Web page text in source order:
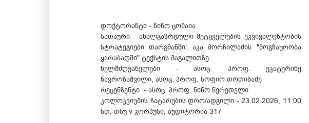
დოქტორანტი - ნინო ცომაია
სათაური - ახალგაზრდული მეტყველების ეკვივალენტობის
სტრატეგიები თარგმანში: აკა მორჩილაძის "მოგზაურობა
ყარაბაღში" ტექსტის მაგალითზე.
ხელმძღვანელები - ასოც. პროფ. ეკატერინე
ნავროზაშვილი, ასოც. პროფ. სოფიო თოთიბაძე
რეცენზენტი - ასოც. პროფ. ნინო წერეთელი
კოლოკვიუმის ჩატარების დრო/ადგილი - 23.02.2026, 11:00
სთ, თსუ v კორპუსი, აუდიტორია 317